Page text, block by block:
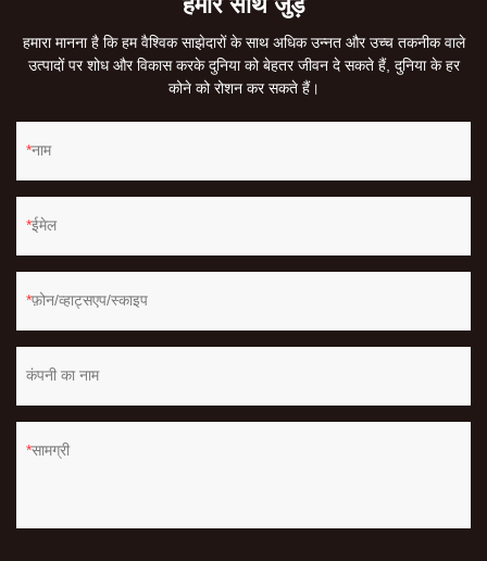
हमारा मानना ​​है कि हम वैश्विक साझेदारों के साथ अधिक उन्नत और उच्च तकनीक वाले
उत्पादों पर शोध और विकास करके दुनिया को बेहतर जीवन दे सकते हैं, दुनिया के हर
कोने को रोशन कर सकते हैं।
नाम
ईमेल
फ़ोन/व्हाट्सएप/स्काइप
कंपनी का नाम
सामग्री